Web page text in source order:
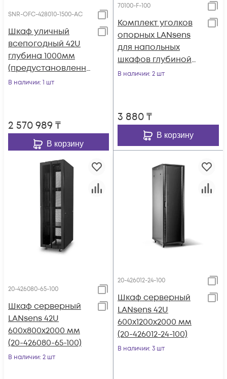
SNR-OFC-428010-1500-АС
Шкаф уличный
всепогодный 42U
глубина 1000мм
(предустановленны
й кондиционер
В наличии: 1 шт
2 570 989 ₸
В корзину
70100-F-100
Комплект уголков
опорных LANsens
для напольных
шкафов глубиной
1000 мм (70100-F-
В наличии: 2 шт
3 880₸
В корзину
20-426080-65-100
Шкаф серверный
LANsens 42U
600x800x2000 мм
(20-426080-65-100)
В наличии: 2 шт
20-426012-24-100
Шкаф серверный
LANsens 42U
600x1200x2000 мм
(20-426012-24-100)
В наличии: 3 шт